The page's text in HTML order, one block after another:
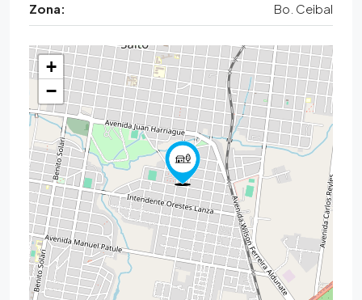
Zona: Bo. Ceibal
+
−